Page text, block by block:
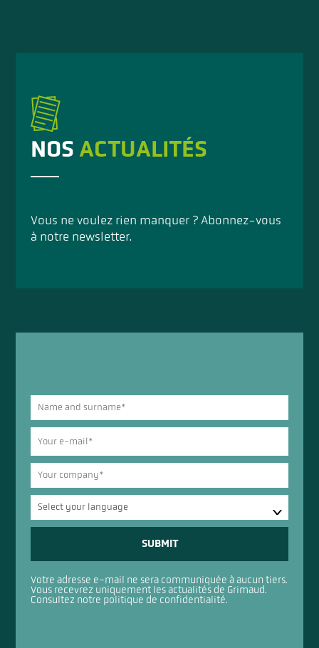
NOS ACTUALITÉS
Vous ne voulez rien manquer ? Abonnez-vous
à notre newsletter.
SUBMIT
Votre adresse e-mail ne sera communiquée à aucun tiers.
Vous recevrez uniquement les actualités de Grimaud.
Consultez notre politique de confidentialité.